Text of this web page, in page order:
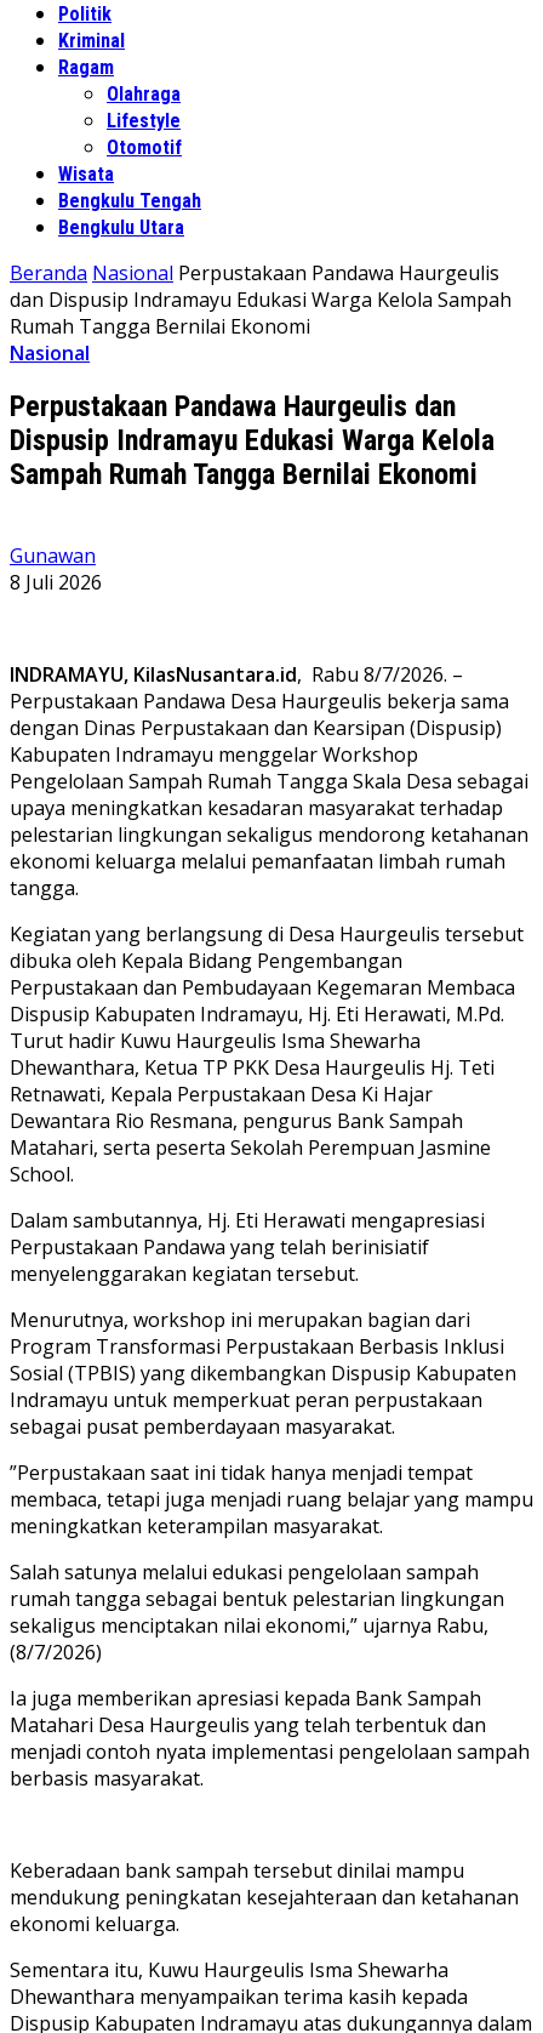
Politik
Kriminal
Ragam
Olahraga
Lifestyle
Otomotif
Wisata
Bengkulu Tengah
Bengkulu Utara
Beranda Nasional Perpustakaan Pandawa Haurgeulis
dan Dispusip Indramayu Edukasi Warga Kelola Sampah
Rumah Tangga Bernilai Ekonomi
Nasional
Perpustakaan Pandawa Haurgeulis dan
Dispusip Indramayu Edukasi Warga Kelola
Sampah Rumah Tangga Bernilai Ekonomi
Gunawan
8 Juli 2026
INDRAMAYU, KilasNusantara.id, Rabu 8/7/2026. –
Perpustakaan Pandawa Desa Haurgeulis bekerja sama
dengan Dinas Perpustakaan dan Kearsipan (Dispusip)
Kabupaten Indramayu menggelar Workshop
Pengelolaan Sampah Rumah Tangga Skala Desa sebagai
upaya meningkatkan kesadaran masyarakat terhadap
pelestarian lingkungan sekaligus mendorong ketahanan
ekonomi keluarga melalui pemanfaatan limbah rumah
tangga.
‎‎Kegiatan yang berlangsung di Desa Haurgeulis tersebut
dibuka oleh Kepala Bidang Pengembangan
Perpustakaan dan Pembudayaan Kegemaran Membaca
Dispusip Kabupaten Indramayu, Hj. Eti Herawati, M.Pd.
Turut hadir Kuwu Haurgeulis Isma Shewarha
Dhewanthara, Ketua TP PKK Desa Haurgeulis Hj. Teti
Retnawati, Kepala Perpustakaan Desa Ki Hajar
Dewantara Rio Resmana, pengurus Bank Sampah
Matahari, serta peserta Sekolah Perempuan Jasmine
School.
‎‎Dalam sambutannya, Hj. Eti Herawati mengapresiasi
Perpustakaan Pandawa yang telah berinisiatif
menyelenggarakan kegiatan tersebut.
Menurutnya, workshop ini merupakan bagian dari
Program Transformasi Perpustakaan Berbasis Inklusi
Sosial (TPBIS) yang dikembangkan Dispusip Kabupaten
Indramayu untuk memperkuat peran perpustakaan
sebagai pusat pemberdayaan masyarakat.
‎‎”Perpustakaan saat ini tidak hanya menjadi tempat
membaca, tetapi juga menjadi ruang belajar yang mampu
meningkatkan keterampilan masyarakat.
Salah satunya melalui edukasi pengelolaan sampah
rumah tangga sebagai bentuk pelestarian lingkungan
sekaligus menciptakan nilai ekonomi,” ujarnya Rabu,
(8/7/2026)
‎‎Ia juga memberikan apresiasi kepada Bank Sampah
Matahari Desa Haurgeulis yang telah terbentuk dan
menjadi contoh nyata implementasi pengelolaan sampah
berbasis masyarakat.
Keberadaan bank sampah tersebut dinilai mampu
mendukung peningkatan kesejahteraan dan ketahanan
ekonomi keluarga.
‎‎Sementara itu, Kuwu Haurgeulis Isma Shewarha
Dhewanthara menyampaikan terima kasih kepada
Dispusip Kabupaten Indramayu atas dukungannya dalam